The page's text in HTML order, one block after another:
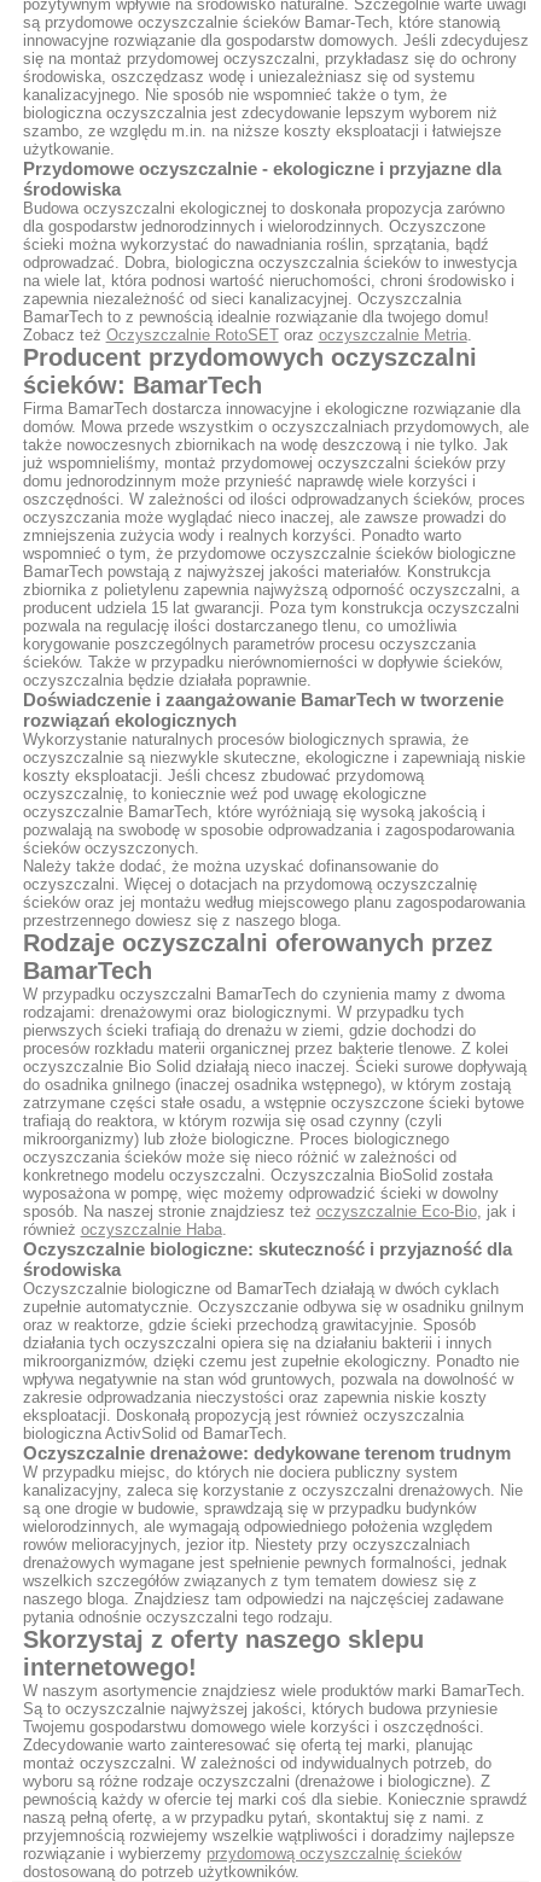
pozytywnym wpływie na środowisko naturalne. Szczególnie warte uwagi
są przydomowe oczyszczalnie ścieków Bamar-Tech, które stanowią
innowacyjne rozwiązanie dla gospodarstw domowych. Jeśli zdecydujesz
się na montaż przydomowej oczyszczalni, przykładasz się do ochrony
środowiska, oszczędzasz wodę i uniezależniasz się od systemu
kanalizacyjnego. Nie sposób nie wspomnieć także o tym, że
biologiczna oczyszczalnia jest zdecydowanie lepszym wyborem niż
szambo, ze względu m.in. na niższe koszty eksploatacji i łatwiejsze
użytkowanie.
Przydomowe oczyszczalnie - ekologiczne i przyjazne dla
środowiska
Budowa oczyszczalni ekologicznej to doskonała propozycja zarówno
dla gospodarstw jednorodzinnych i wielorodzinnych. Oczyszczone
ścieki można wykorzystać do nawadniania roślin, sprzątania, bądź
odprowadzać. Dobra, biologiczna oczyszczalnia ścieków to inwestycja
na wiele lat, która podnosi wartość nieruchomości, chroni środowisko i
zapewnia niezależność od sieci kanalizacyjnej. Oczyszczalnia
BamarTech to z pewnością idealnie rozwiązanie dla twojego domu!
Zobacz też Oczyszczalnie RotoSEToraz oczyszczalnie Metria.
Producent przydomowych oczyszczalni
ścieków: BamarTech
Firma BamarTech dostarcza innowacyjne i ekologiczne rozwiązanie dla
domów. Mowa przede wszystkim o oczyszczalniach przydomowych, ale
także nowoczesnych zbiornikach na wodę deszczową i nie tylko. Jak
już wspomnieliśmy, montaż przydomowej oczyszczalni ścieków przy
domu jednorodzinnym może przynieść naprawdę wiele korzyści i
oszczędności. W zależności od ilości odprowadzanych ścieków, proces
oczyszczania może wyglądać nieco inaczej, ale zawsze prowadzi do
zmniejszenia zużycia wody i realnych korzyści. Ponadto warto
wspomnieć o tym, że przydomowe oczyszczalnie ścieków biologiczne
BamarTech powstają z najwyższej jakości materiałów. Konstrukcja
zbiornika z polietylenu zapewnia najwyższą odporność oczyszczalni, a
producent udziela 15 lat gwarancji. Poza tym konstrukcja oczyszczalni
pozwala na regulację ilości dostarczanego tlenu, co umożliwia
korygowanie poszczególnych parametrów procesu oczyszczania
ścieków. Także w przypadku nierównomierności w dopływie ścieków,
oczyszczalnia będzie działała poprawnie.
Doświadczenie i zaangażowanie BamarTech w tworzenie
rozwiązań ekologicznych
Wykorzystanie naturalnych procesów biologicznych sprawia, że
oczyszczalnie są niezwykle skuteczne, ekologiczne i zapewniają niskie
koszty eksploatacji. Jeśli chcesz zbudować przydomową
oczyszczalnię, to koniecznie weź pod uwagę ekologiczne
oczyszczalnie BamarTech, które wyróżniają się wysoką jakością i
pozwalają na swobodę w sposobie odprowadzania i zagospodarowania
ścieków oczyszczonych.
Należy także dodać, że można uzyskać dofinansowanie do
oczyszczalni. Więcej o dotacjach na przydomową oczyszczalnię
ścieków oraz jej montażu według miejscowego planu zagospodarowania
przestrzennego dowiesz się z naszego bloga.
Rodzaje oczyszczalni oferowanych przez
BamarTech
W przypadku oczyszczalni BamarTech do czynienia mamy z dwoma
rodzajami: drenażowymi oraz biologicznymi. W przypadku tych
pierwszych ścieki trafiają do drenażu w ziemi, gdzie dochodzi do
procesów rozkładu materii organicznej przez bakterie tlenowe. Z kolei
oczyszczalnie Bio Solid działają nieco inaczej. Ścieki surowe dopływają
do osadnika gnilnego (inaczej osadnika wstępnego), w którym zostają
zatrzymane części stałe osadu, a wstępnie oczyszczone ścieki bytowe
trafiają do reaktora, w którym rozwija się osad czynny (czyli
mikroorganizmy) lub złoże biologiczne. Proces biologicznego
oczyszczania ścieków może się nieco różnić w zależności od
konkretnego modelu oczyszczalni. Oczyszczalnia BioSolid została
wyposażona w pompę, więc możemy odprowadzić ścieki w dowolny
sposób. Na naszej stronie znajdziesz też oczyszczalnie Eco-Bio, jak i
również oczyszczalnie Haba.
Oczyszczalnie biologiczne: skuteczność i przyjazność dla
środowiska
Oczyszczalnie biologiczne od BamarTech działają w dwóch cyklach
zupełnie automatycznie. Oczyszczanie odbywa się w osadniku gnilnym
oraz w reaktorze, gdzie ścieki przechodzą grawitacyjnie. Sposób
działania tych oczyszczalni opiera się na działaniu bakterii i innych
mikroorganizmów, dzięki czemu jest zupełnie ekologiczny. Ponadto nie
wpływa negatywnie na stan wód gruntowych, pozwala na dowolność w
zakresie odprowadzania nieczystości oraz zapewnia niskie koszty
eksploatacji. Doskonałą propozycją jest również oczyszczalnia
biologiczna ActivSolid od BamarTech.
Oczyszczalnie drenażowe: dedykowane terenom trudnym
W przypadku miejsc, do których nie dociera publiczny system
kanalizacyjny, zaleca się korzystanie z oczyszczalni drenażowych. Nie
są one drogie w budowie, sprawdzają się w przypadku budynków
wielorodzinnych, ale wymagają odpowiedniego położenia względem
rowów melioracyjnych, jezior itp. Niestety przy oczyszczalniach
drenażowych wymagane jest spełnienie pewnych formalności, jednak
wszelkich szczegółów związanych z tym tematem dowiesz się z
naszego bloga. Znajdziesz tam odpowiedzi na najczęściej zadawane
pytania odnośnie oczyszczalni tego rodzaju.
Skorzystaj z oferty naszego sklepu
internetowego!
W naszym asortymencie znajdziesz wiele produktów marki BamarTech.
Są to oczyszczalnie najwyższej jakości, których budowa przyniesie
Twojemu gospodarstwu domowego wiele korzyści i oszczędności.
Zdecydowanie warto zainteresować się ofertą tej marki, planując
montaż oczyszczalni. W zależności od indywidualnych potrzeb, do
wyboru są różne rodzaje oczyszczalni (drenażowe i biologiczne). Z
pewnością każdy w ofercie tej marki coś dla siebie. Koniecznie sprawdź
naszą pełną ofertę, a w przypadku pytań, skontaktuj się z nami. z
przyjemnością rozwiejemy wszelkie wątpliwości i doradzimy najlepsze
rozwiązanie i wybierzemy przydomową oczyszczalnię ścieków
dostosowaną do potrzeb użytkowników.